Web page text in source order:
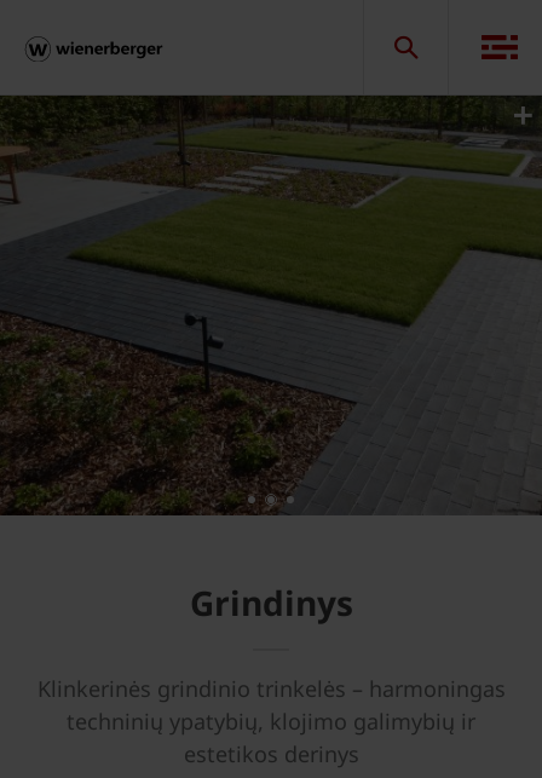
Grindinys
Klinkerinės grindinio trinkelės – harmoningas
techninių ypatybių, klojimo galimybių ir
estetikos derinys